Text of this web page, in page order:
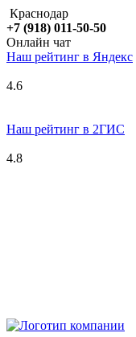
Краснодар
+7 (918) 011-50-50
Онлайн чат
Наш рейтинг в Яндекс
4.6
Наш рейтинг в 2ГИС
4.8